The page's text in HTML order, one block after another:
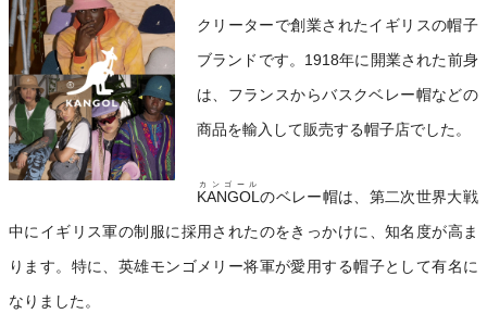
クリーターで創業されたイギリスの帽子
ブランドです。1918年に開業された前身
は、フランスからバスクベレー帽などの
商品を輸入して販売する帽子店でした。
KANGOL
カンゴール
のベレー帽は、第二次世界大戦
中にイギリス軍の制服に採用されたのをきっかけに、知名度が高ま
ります。特に、英雄モンゴメリー将軍が愛用する帽子として有名に
なりました。